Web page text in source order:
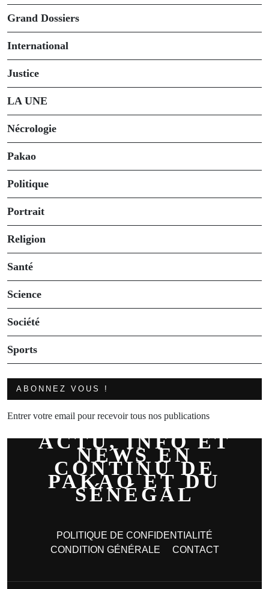
Grand Dossiers
International
Justice
LA UNE
Nécrologie
Pakao
Politique
Portrait
Religion
Santé
Science
Société
Sports
ABONNEZ VOUS !
Entrer votre email pour recevoir tous nos publications
ACTU, INFO ET
NEWS EN
CONTINU DE
PAKAO ET DU
SÉNÉGAL
POLITIQUE DE CONFIDENTIALITÉ
CONDITION GÉNÉRALE
CONTACT